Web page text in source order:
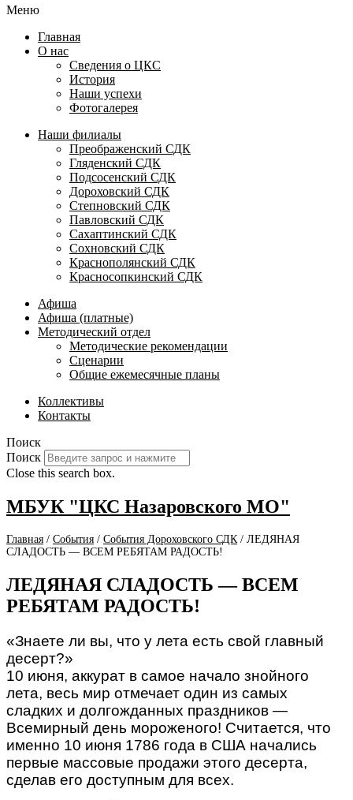
Меню
Главная
О нас
Сведения о ЦКС
История
Наши успехи
Фотогалерея
Наши филиалы
Преображенский СДК
Гляденский СДК
Подсосенский СДК
Дороховский СДК
Степновский СДК
Павловский СДК
Сахаптинский СДК
Сохновский СДК
Краснополянский СДК
Красносопкинский СДК
Афиша
Афиша (платные)
Методический отдел
Методические рекомендации
Сценарии
Общие ежемесячные планы
Коллективы
Контакты
Поиск
Поиск
Close this search box.
МБУК "ЦКС Назаровского МО"
Главная / События / События Дороховского СДК / ЛЕДЯНАЯ
СЛАДОСТЬ — ВСЕМ РЕБЯТАМ РАДОСТЬ!
ЛЕДЯНАЯ СЛАДОСТЬ — ВСЕМ
РЕБЯТАМ РАДОСТЬ!
«Знаете ли вы, что у лета есть свой главный
десерт?»
10 июня, аккурат в самое начало знойного
лета, весь мир отмечает один из самых
сладких и долгожданных праздников —
Всемирный день мороженого! Считается, что
именно 10 июня 1786 года в США начались
первые массовые продажи этого десерта,
сделав его доступным для всех.